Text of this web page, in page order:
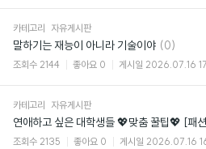
카테고리 자유게시판
말하기는 재능이 아니라 기술이야 댓
글
(0)
조회수 2144 좋아요 0 게시일 2026.07.16
카테고리 자유게시판
연애하고 싶은 대학생들 💖맞춤 꿀팁💖 [패
조회수 2135 좋아요 0 게시일 2026.07.16